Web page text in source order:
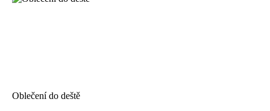
Oblečení do deště